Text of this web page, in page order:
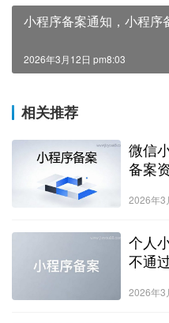
小程序备案通知，小程序
2026年3月12日 pm8:03
相关推荐
微信
备案
2026年3
个人
不通
2026年3